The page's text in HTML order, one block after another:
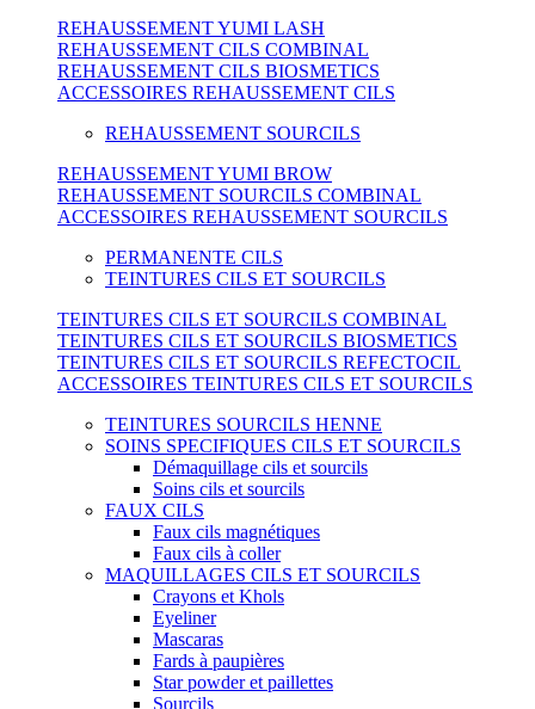
REHAUSSEMENT YUMI LASH
REHAUSSEMENT CILS COMBINAL
REHAUSSEMENT CILS BIOSMETICS
ACCESSOIRES REHAUSSEMENT CILS
REHAUSSEMENT SOURCILS
REHAUSSEMENT YUMI BROW
REHAUSSEMENT SOURCILS COMBINAL
ACCESSOIRES REHAUSSEMENT SOURCILS
PERMANENTE CILS
TEINTURES CILS ET SOURCILS
TEINTURES CILS ET SOURCILS COMBINAL
TEINTURES CILS ET SOURCILS BIOSMETICS
TEINTURES CILS ET SOURCILS REFECTOCIL
ACCESSOIRES TEINTURES CILS ET SOURCILS
TEINTURES SOURCILS HENNE
SOINS SPECIFIQUES CILS ET SOURCILS
Démaquillage cils et sourcils
Soins cils et sourcils
FAUX CILS
Faux cils magnétiques
Faux cils à coller
MAQUILLAGES CILS ET SOURCILS
Crayons et Khols
Eyeliner
Mascaras
Fards à paupières
Star powder et paillettes
Sourcils